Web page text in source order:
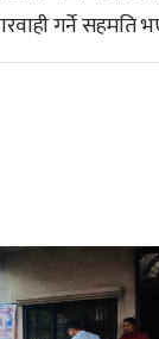
गर्ने सहमति